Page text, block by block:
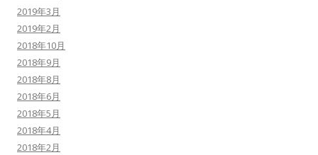
2019年3月
2019年2月
2018年10月
2018年9月
2018年8月
2018年6月
2018年5月
2018年4月
2018年2月